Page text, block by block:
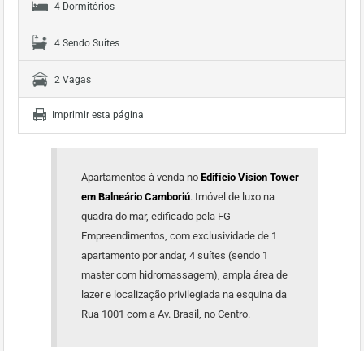
4 Dormitórios
4 Sendo Suítes
2 Vagas
Imprimir esta página
Apartamentos à venda no Edifício Vision Tower
em Balneário Camboriú. Imóvel de luxo na
quadra do mar, edificado pela FG
Empreendimentos, com exclusividade de 1
apartamento por andar, 4 suítes (sendo 1
master com hidromassagem), ampla área de
lazer e localização privilegiada na esquina da
Rua 1001 com a Av. Brasil, no Centro.